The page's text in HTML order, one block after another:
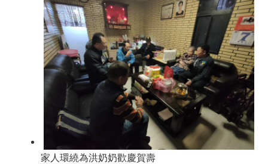
家人環繞為洪奶奶歡慶賀壽